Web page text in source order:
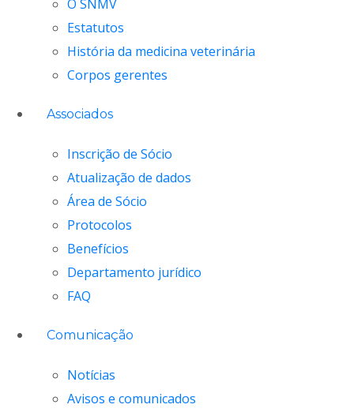
O SNMV
Estatutos
História da medicina veterinária
Corpos gerentes
Associados
Inscrição de Sócio
Atualização de dados
Área de Sócio
Protocolos
Benefícios
Departamento jurídico
FAQ
Comunicação
Notícias
Avisos e comunicados